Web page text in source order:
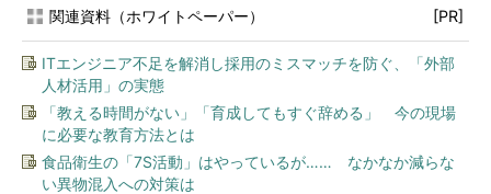
関連資料（ホワイトペーパー） [PR]
ITエンジニア不足を解消し採用のミスマッチを防ぐ、「外部
人材活用」の実態
「教える時間がない」「育成してもすぐ辞める」 今の現場
に必要な教育方法とは
食品衛生の「7S活動」はやっているが…… なかなか減らな
い異物混入への対策は